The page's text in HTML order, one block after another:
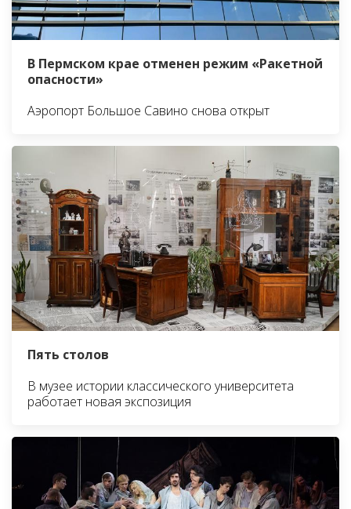
В Пермском крае отменен режим «Ракетной
опасности»
Аэропорт Большое Савино снова открыт
Пять столов
В музее истории классического университета
работает новая экспозиция